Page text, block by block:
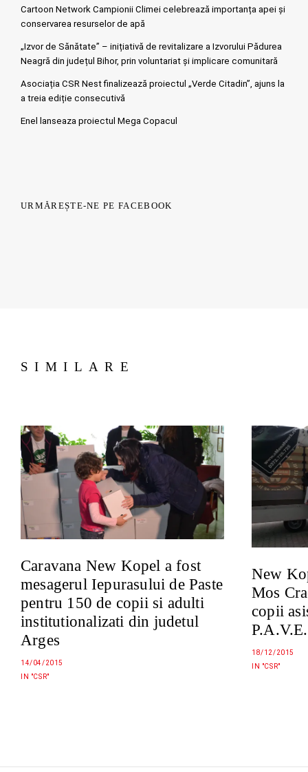
Cartoon Network Campionii Climei celebrează importanța apei și
conservarea resurselor de apă
„Izvor de Sănătate” – inițiativă de revitalizare a Izvorului Pădurea
Neagră din județul Bihor, prin voluntariat și implicare comunitară
Asociația CSR Nest finalizează proiectul „Verde Citadin”, ajuns la
a treia ediție consecutivă
Enel lanseaza proiectul Mega Copacul
URMĂREȘTE-NE PE FACEBOOK
SIMILARE
Caravana New Kopel a fost
mesagerul Iepurasului de Paste
pentru 150 de copii si adulti
institutionalizati din judetul
Arges
14/04/2015
IN "CSR"
New
Mos
copii
18/12/2015
IN "CSR"